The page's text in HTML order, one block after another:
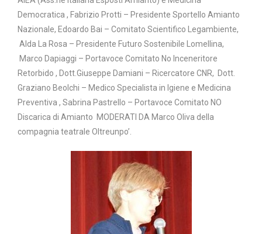
Democratica , Fabrizio Protti – Presidente Sportello Amianto
Nazionale, Edoardo Bai – Comitato Scientifico Legambiente,
Alda La Rosa – Presidente Futuro Sostenibile Lomellina,
Marco Dapiaggi – Portavoce Comitato No Inceneritore
Retorbido , Dott.Giuseppe Damiani – Ricercatore CNR, Dott.
Graziano Beolchi – Medico Specialista in Igiene e Medicina
Preventiva , Sabrina Pastrello – Portavoce Comitato NO
Discarica di Amianto MODERATI DA Marco Oliva della
compagnia teatrale Oltreunpo’.